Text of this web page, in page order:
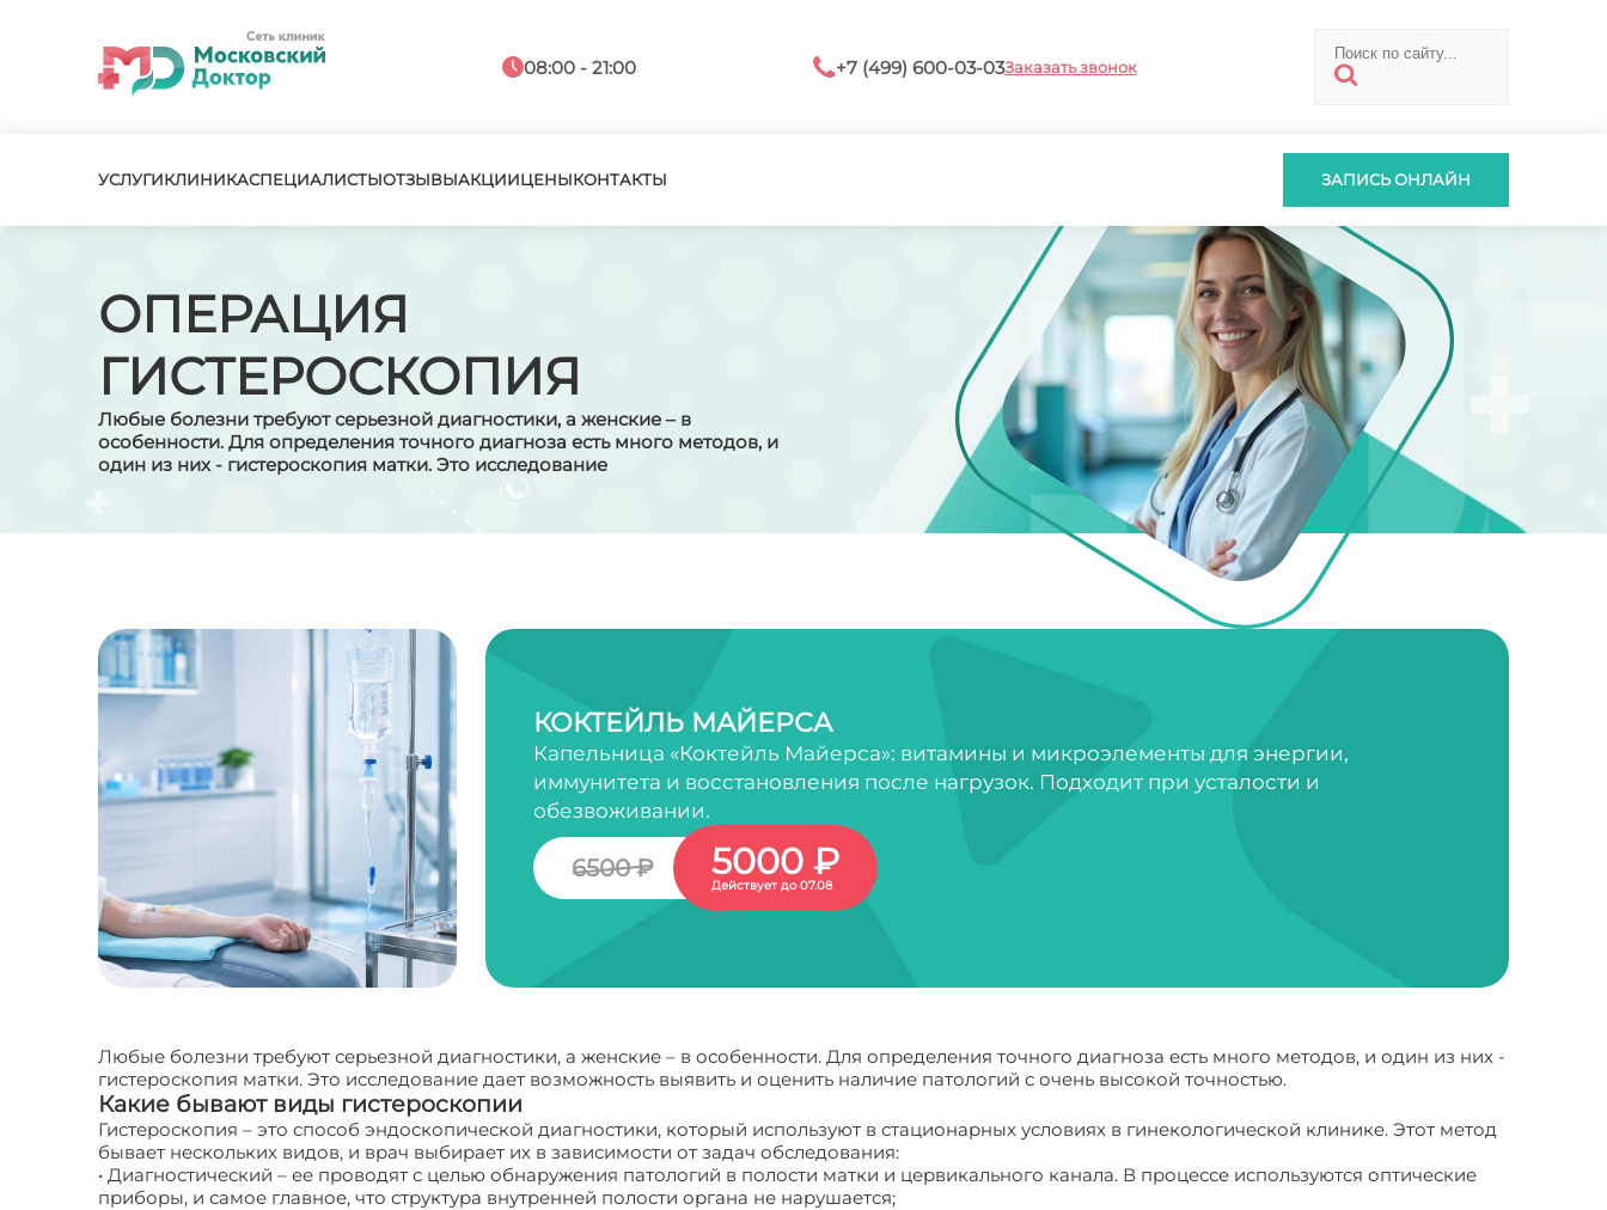
08:00 - 21:00 +7 (499) 600-03-03Заказать звонок
УСЛУГИКЛИНИКАСПЕЦИАЛИСТЫОТЗЫВЫАКЦИИЦЕНЫКОНТАКТЫ ЗАПИСЬ ОНЛАЙН
ОПЕРАЦИЯ
ГИСТЕРОСКОПИЯ
Любые болезни требуют серьезной диагностики, а женские – в
особенности. Для определения точного диагноза есть много методов, и
один из них - гистероскопия матки. Это исследование
КОКТЕЙЛЬ МАЙЕРСА
Капельница «Коктейль Майерса»: витамины и микроэлементы для энергии,
иммунитета и восстановления после нагрузок. Подходит при усталости и
обезвоживании.
6500 ₽ 5000 ₽
Действует до 07.08
Любые болезни требуют серьезной диагностики, а женские – в особенности. Для определения точного диагноза есть много методов, и один из них -
гистероскопия матки. Это исследование дает возможность выявить и оценить наличие патологий с очень высокой точностью.
Какие бывают виды гистероскопии
Гистероскопия – это способ эндоскопической диагностики, который используют в стационарных условиях в гинекологической клинике. Этот метод
бывает нескольких видов, и врач выбирает их в зависимости от задач обследования:
• Диагностический – ее проводят с целью обнаружения патологий в полости матки и цервикального канала. В процессе используются оптические
приборы, и самое главное, что структура внутренней полости органа не нарушается;